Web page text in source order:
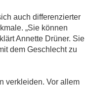
auch differenzierter
„Sie können
Annette Drüner. Sie
dem Geschlecht zu
verkleiden. Vor allem